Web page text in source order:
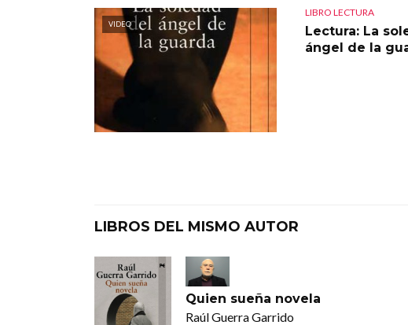
VIDEO
LIBRO LECTURA
Lectura: La
ángel de la
LIBROS DEL MISMO AUTOR
Quien sueña novela
Raúl Guerra Garrido